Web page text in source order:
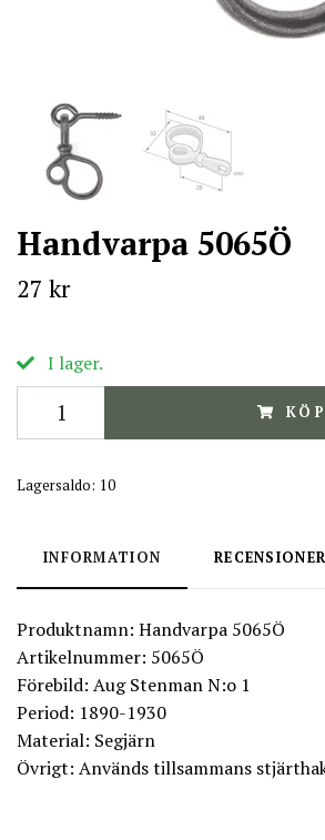
Handvarpa 5065Ö
27 kr
I lager.
KÖP
Lagersaldo: 10
INFORMATION RECENSIONER
Produktnamn: Handvarpa 5065Ö
Artikelnummer: 5065Ö
Förebild: Aug Stenman N:o 1
Period: 1890-1930
Material: Segjärn
Övrigt: Används tillsammans